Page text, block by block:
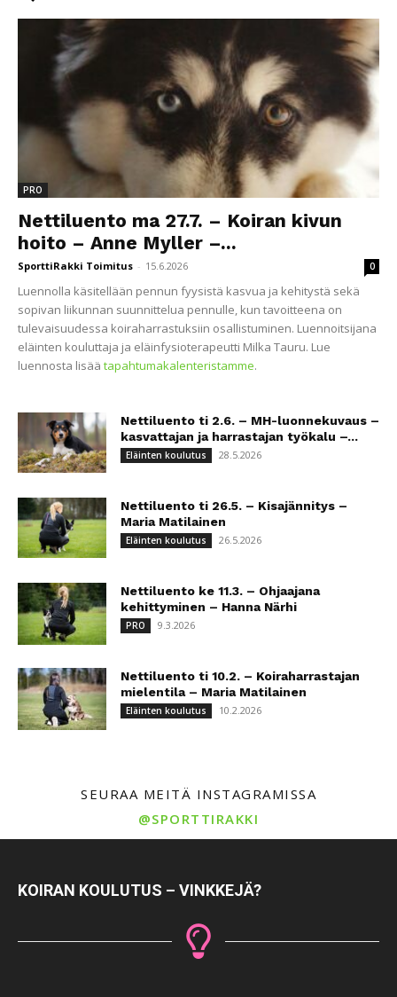
PRO
Nettiluento ma 27.7. – Koiran kivun
hoito – Anne Myller –...
SporttiRakki Toimitus - 15.6.2026 0
Luennolla käsitellään pennun fyysistä kasvua ja kehitystä sekä
sopivan liikunnan suunnittelua pennulle, kun tavoitteena on
tulevaisuudessa koiraharrastuksiin osallistuminen. Luennoitsijana
eläinten kouluttaja ja eläinfysioterapeutti Milka Tauru. Lue
luennosta lisää tapahtumakalenteristamme.
Nettiluento ti 2.6. – MH-luonnekuvaus –
kasvattajan ja harrastajan työkalu –...
Eläinten koulutus 28.5.2026
Nettiluento ti 26.5. – Kisajännitys –
Maria Matilainen
Eläinten koulutus 26.5.2026
Nettiluento ke 11.3. – Ohjaajana
kehittyminen – Hanna Närhi
PRO 9.3.2026
Nettiluento ti 10.2. – Koiraharrastajan
mielentila – Maria Matilainen
Eläinten koulutus 10.2.2026
SEURAA MEITÄ INSTAGRAMISSA
@SPORTTIRAKKI
KOIRAN KOULUTUS – VINKKEJÄ?